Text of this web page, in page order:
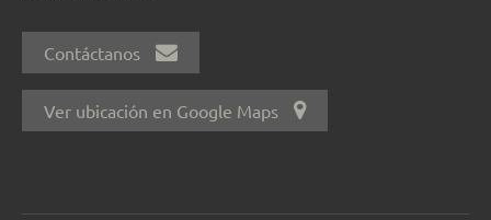
Contáctanos
Ver ubicación en Google Maps